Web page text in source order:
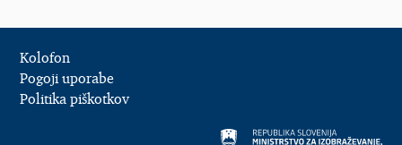
Kolofon
Pogoji uporabe
Politika piškotkov